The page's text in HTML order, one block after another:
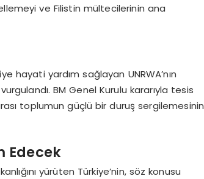
ve Filistin mültecilerinin ana
hayati yardım sağlayan UNRWA’nın
BM Genel Kurulu kararıyla tesis
toplumun güçlü bir duruş sergilemesinin
Edecek
yürüten Türkiye’nin, söz konusu